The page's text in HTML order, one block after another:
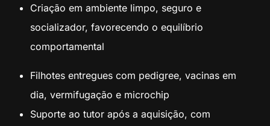
Criação em ambiente limpo, seguro e
socializador, favorecendo o equilíbrio
comportamental
Filhotes entregues com pedigree, vacinas em
dia, vermifugação e microchip
Suporte ao tutor após a aquisição, com